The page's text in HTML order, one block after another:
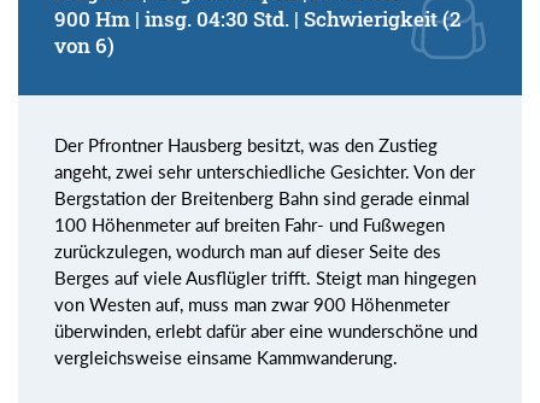
900 Hm | insg. 04:30 Std. | Schwierigkeit (2
von 6)
Der Pfrontner Hausberg besitzt, was den Zustieg
angeht, zwei sehr unterschiedliche Gesichter. Von der
Bergstation der Breitenberg Bahn sind gerade einmal
100 Höhenmeter auf breiten Fahr- und Fußwegen
zurückzulegen, wodurch man auf dieser Seite des
Berges auf viele Ausflügler trifft. Steigt man hingegen
von Westen auf, muss man zwar 900 Höhenmeter
überwinden, erlebt dafür aber eine wunderschöne und
vergleichsweise einsame Kammwanderung.